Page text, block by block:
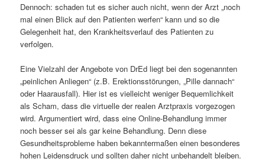
Dennoch: schaden tut es sicher auch nicht, wenn der Arzt „noch
mal einen Blick auf den Patienten werfen“ kann und so die
Gelegenheit hat, den Krankheitsverlauf des Patienten zu
verfolgen.
Eine Vielzahl der Angebote von DrEd liegt bei den sogenannten
„peinlichen Anliegen“ (z.B. Erektionsstörungen, „Pille dannach“
oder Haarausfall). Hier ist es vielleicht weniger Bequemlichkeit
als Scham, dass die virtuelle der realen Arztpraxis vorgezogen
wird. Argumentiert wird, dass eine Online-Behandlung immer
noch besser sei als gar keine Behandlung. Denn diese
Gesundheitsprobleme haben bekanntermaßen einen besonderes
hohen Leidensdruck und sollten daher nicht unbehandelt bleiben.